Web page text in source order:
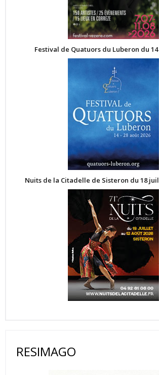
Festival de Quatuors du Luberon du
Nuits de la Citadelle de Sisteron du 18
RESIMAGO